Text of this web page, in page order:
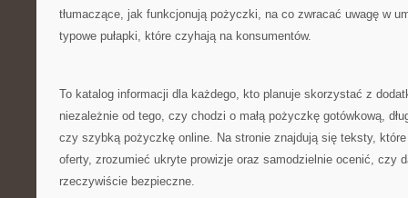
tłumaczące, jak funkcjonują pożyczki, na co zwracać uwagę w
typowe pułapki, które czyhają na konsumentów.
To katalog informacji dla każdego, kto planuje skorzystać z
niezależnie od tego, czy chodzi o małą pożyczkę gotówkową,
czy szybką pożyczkę online. Na stronie znajdują się teksty,
oferty, zrozumieć ukryte prowizje oraz samodzielnie ocenić, czy
rzeczywiście bezpieczne.